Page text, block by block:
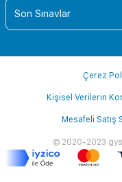
Son Sınavlar
© 2020-2023
Çerez
Kişisel Verilerin
Mesafeli Satış